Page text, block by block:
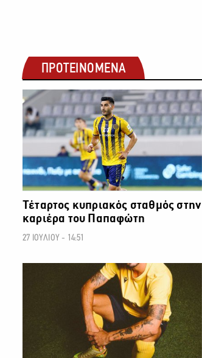
ΠΡΟΤΕΙΝΟΜΕΝΑ
ΠΡΩΤΑΘΛΗΜΑ CYTA
Τέταρτος κυπριακός σταθμός στην
καριέρα του Παπαφώτη
27 ΙΟΥΛΙΟΥ - 14:51
ΠΡΩΤΑΘΛΗΜΑ CYTA